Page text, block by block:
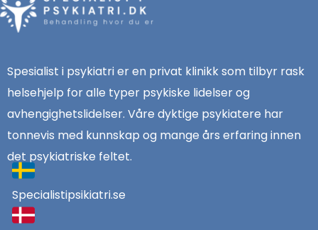
Spesialist i psykiatri er en privat klinikk som tilbyr rask
helsehjelp for alle typer psykiske lidelser og
avhengighetslidelser. Våre dyktige psykiatere har
tonnevis med kunnskap og mange års erfaring innen
det psykiatriske feltet.
Specialistipsikiatri.se